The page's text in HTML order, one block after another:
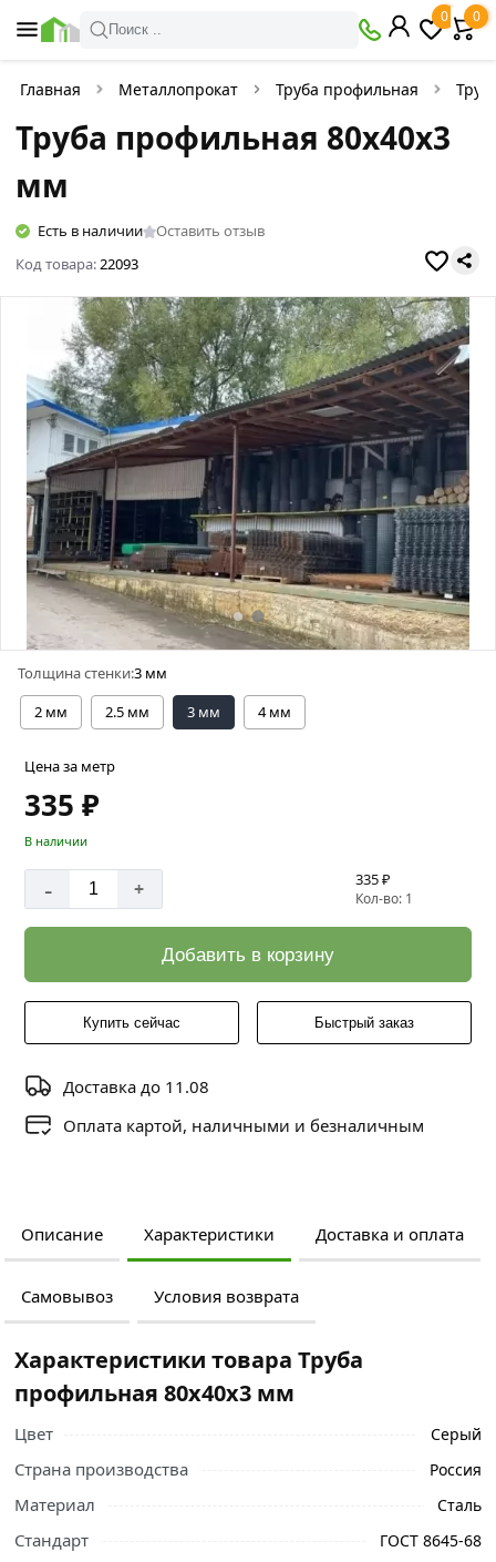
Поиск ..
0 0
Главная Металлопрокат Труба профильная
Труба профильная 80х40х3
мм
Есть в наличии
Оставить отзыв
Код товара:22093
Толщина стенки:3 мм
2 мм
2.5 мм 3 мм 4 мм
Цена за метр
335 ₽
В наличии
- + 335 ₽
Кол-во: 1
Добавить в корзину
Купить сейчас Быстрый заказ
Доставка до 11.08
Оплата картой, наличными и безналичным
Описание Характеристики Доставка и оплата
Самовывоз Условия возврата
Характеристики товара Труба
профильная 80х40х3 мм
Цвет Серый
Страна производства Россия
Материал Сталь
Стандарт ГОСТ 8645-68